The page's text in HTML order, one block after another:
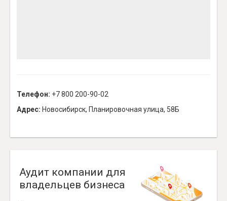
Телефон: +7 800 200-90-02
Адрес: Новосибирск, Планировочная улица, 58Б
Аудит компании для
владельцев бизнеса